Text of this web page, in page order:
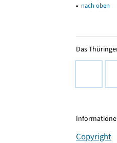
▴ nach oben
Das
Copyright